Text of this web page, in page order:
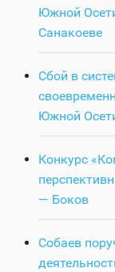
Южной
Санакоеве
Сбой в
Южной
Конкурс
— Боков
Собаев